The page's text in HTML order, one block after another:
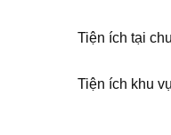
Tiện ích tại
Tiện ích khu